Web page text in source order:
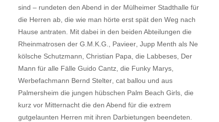
sind – rundeten den Abend in der Mülheimer Stadthalle für
die Herren ab, die wie man hörte erst spät den Weg nach
Hause antraten. Mit dabei in den beiden Abteilungen die
Rheinmatrosen der G.M.K.G., Pavieer, Jupp Menth als Ne
kölsche Schutzmann, Christian Papa, die Labbeses, Der
Mann für alle Fälle Guido Cantz, die Funky Marys,
Werbefachmann Bernd Stelter, cat ballou und aus
Palmersheim die jungen hübschen Palm Beach Girls, die
kurz vor Mitternacht die den Abend für die extrem
gutgelaunten Herren mit ihren Darbietungen beendeten.